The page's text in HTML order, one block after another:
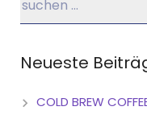
Neueste
COLD BREW